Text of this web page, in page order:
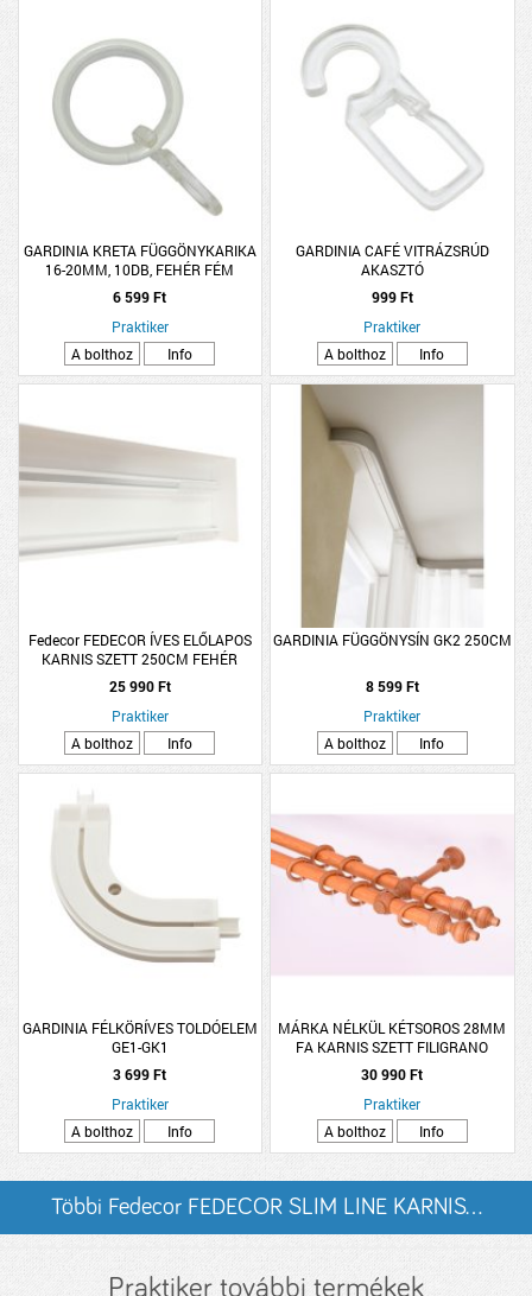
GARDINIA KRETA FÜGGÖNYKARIKA
16-20MM, 10DB, FEHÉR FÉM
6 599 Ft
Praktiker
A bolthoz
Info
GARDINIA CAFÉ VITRÁZSRÚD
AKASZTÓ
999 Ft
Praktiker
A bolthoz
Info
Fedecor FEDECOR ÍVES ELŐLAPOS
KARNIS SZETT 250CM FEHÉR
ALUMÍNIUM KÉTSOROS
25 990 Ft
Praktiker
A bolthoz
Info
GARDINIA FÜGGÖNYSÍN GK2 250CM
8 599 Ft
Praktiker
A bolthoz
Info
GARDINIA FÉLKÖRÍVES TOLDÓELEM
GE1-GK1
3 699 Ft
Praktiker
A bolthoz
Info
MÁRKA NÉLKÜL KÉTSOROS 28MM
FA KARNIS SZETT FILIGRANO
300CM, CSERESZNYE SZÍNŰ
30 990 Ft
Praktiker
A bolthoz
Info
Többi Fedecor FEDECOR SLIM LINE KARNIS...
listázása
Praktiker további termékek